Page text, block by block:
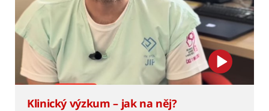
Klinický výzkum – jak na něj?